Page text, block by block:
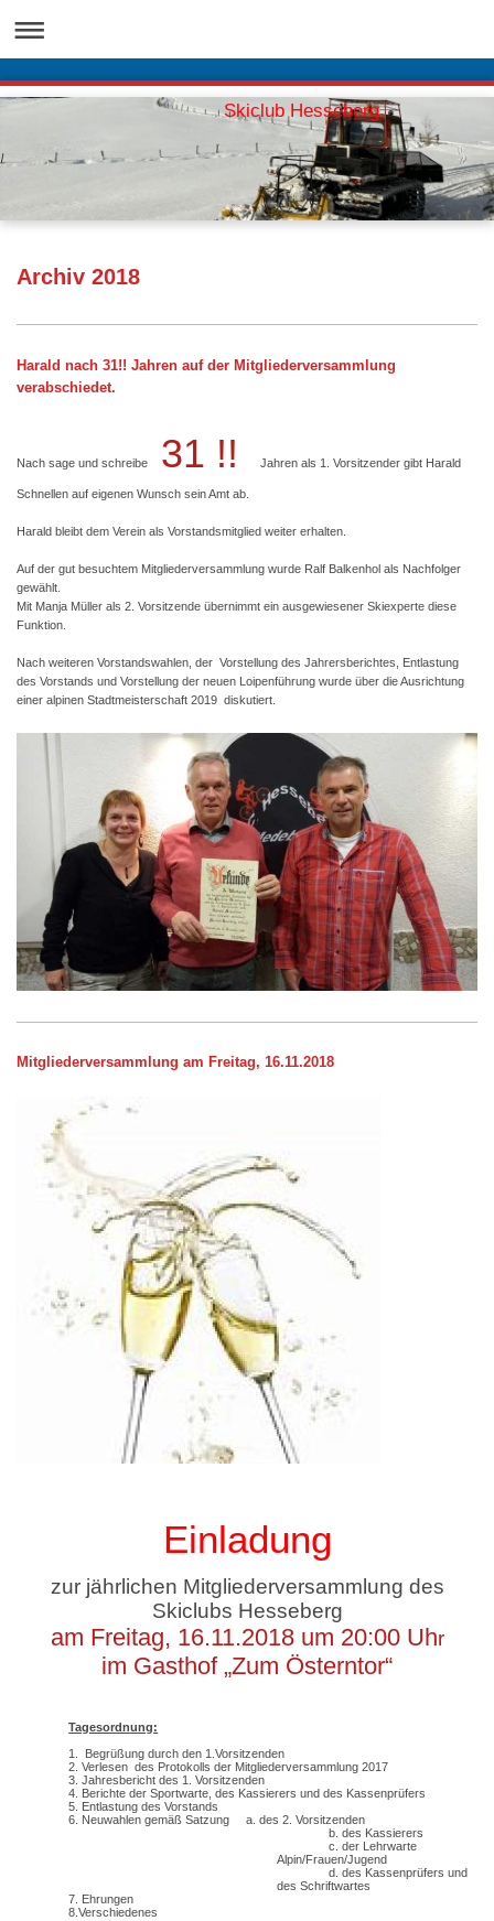
Skiclub Hesseberg
Archiv 2018
Harald nach 31!! Jahren auf der Mitgliederversammlung
verabschiedet.
Nach sage und schreibe 31 !! Jahren als 1. Vorsitzender gibt Harald
Schnellen auf eigenen Wunsch sein Amt ab.
Harald bleibt dem Verein als Vorstandsmitglied weiter erhalten.
Auf der gut besuchtem Mitgliederversammlung wurde Ralf Balkenhol als Nachfolger
gewählt.
Mit Manja Müller als 2. Vorsitzende übernimmt ein ausgewiesener Skiexperte diese
Funktion.
Nach weiteren Vorstandswahlen, der Vorstellung des Jahrersberichtes, Entlastung
des Vorstands und Vorstellung der neuen Loipenführung wurde über die Ausrichtung
einer alpinen Stadtmeisterschaft 2019 diskutiert.
Mitgliederversammlung am Freitag, 16.11.2018
Einladung
zur jährlichen Mitgliederversammlung des
Skiclubs Hesseberg
am Freitag, 16.11.2018 um 20:00 Uhr
im Gasthof „Zum Österntor“
Tagesordnung:
1. Begrüßung durch den 1.Vorsitzenden
2. Verlesen des Protokolls der Mitgliederversammlung 2017
3. Jahresbericht des 1. Vorsitzenden
4. Berichte der Sportwarte, des Kassierers und des Kassenprüfers
5. Entlastung des Vorstands
6. Neuwahlen gemäß Satzung a. des 2. Vorsitzenden
b. des Kassierers
c. der Lehrwarte
Alpin/Frauen/Jugend
d. des Kassenprüfers und
des Schriftwartes
7. Ehrungen
8.Verschiedenes